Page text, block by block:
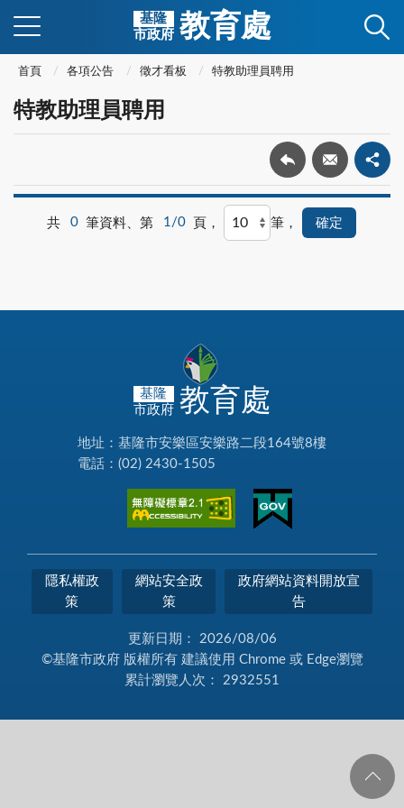
基隆
市政府 教育處
首頁 各項公告 徵才看板 特教助理員聘用
特教助理員聘用
共 0 筆資料、第 1/0 頁， 筆，
基隆
市政府 教育處
地址：基隆市安樂區安樂路二段164號8樓
電話：(02) 2430-1505
隱私權政
策
網站安全政
策
政府網站資料開放宣
告
更新日期： 2026/08/06
©基隆市政府 版權所有 建議使用 Chrome 或 Edge瀏覽
累計瀏覽人次： 2932551